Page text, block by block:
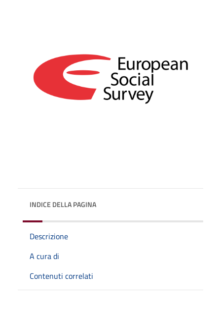
INDICE DELLA PAGINA
Descrizione
A cura di
Contenuti correlati